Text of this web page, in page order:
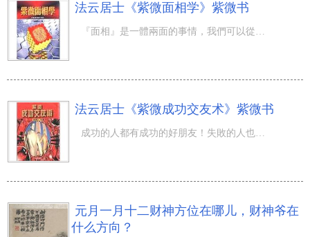
法云居士《紫微面相学》紫微书
『面相』是一體兩面的事情，我們可以從一個人的外表來探測其內心世界，也可從一個人所發生的某些事情來得知
法云居士《紫微成功交友术》紫微书
成功的人都有成功的好朋友！失敗的人也都有運程晦暗的朋友！好朋友能幫助你在人生中『大躍進』！壞朋友只能
元月一月十二财神方位在哪儿，财神爷在
什么方向？